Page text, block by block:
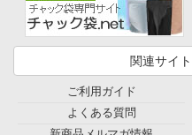
関連サイ
ご利用ガイド
よくある質問